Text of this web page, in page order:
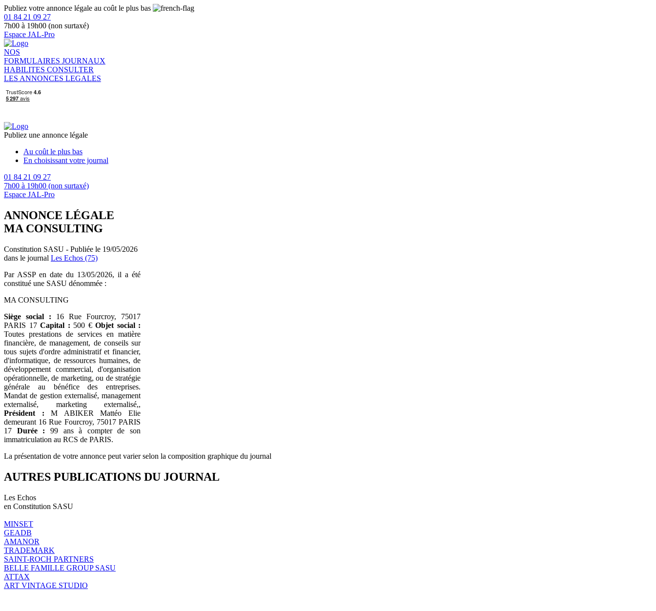
Publiez votre annonce légale au coût le plus bas
01 84 21 09 27
7h00 à 19h00 (non surtaxé)
Espace JAL-Pro
NOS
FORMULAIRES JOURNAUX
HABILITES CONSULTER
LES ANNONCES LEGALES
Publiez une annonce légale
Au coût le plus bas
En choisissant votre journal
01 84 21 09 27
7h00 à 19h00 (non surtaxé)
Espace JAL-Pro
ANNONCE LÉGALE
MA CONSULTING
Constitution SASU - Publiée le 19/05/2026
dans le journal Les Echos (75)
Par ASSP en date du 13/05/2026, il a été
constitué une SASU dénommée :
MA CONSULTING
Siège social : 16 Rue Fourcroy, 75017
PARIS 17 Capital : 500 € Objet social :
Toutes prestations de services en matière
financière, de management, de conseils sur
tous sujets d'ordre administratif et financier,
d'informatique, de ressources humaines, de
développement commercial, d'organisation
opérationnelle, de marketing, ou de stratégie
générale au bénéfice des entreprises.
Mandat de gestion externalisé, management
externalisé, marketing externalisé,,
Président : M ABIKER Mattéo Elie
demeurant 16 Rue Fourcroy, 75017 PARIS
17 Durée : 99 ans à compter de son
immatriculation au RCS de PARIS.
La présentation de votre annonce peut varier selon la composition graphique du journal
AUTRES PUBLICATIONS DU JOURNAL
Les Echos
en Constitution SASU
MINSET
GEADB
AMANOR
TRADEMARK
SAINT-ROCH PARTNERS
BELLE FAMILLE GROUP SASU
ATTAX
ART VINTAGE STUDIO